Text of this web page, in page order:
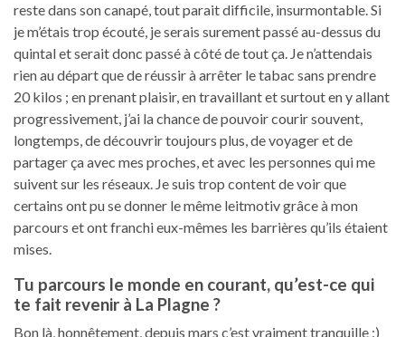
reste dans son canapé, tout parait difficile, insurmontable. Si
je m’étais trop écouté, je serais surement passé au-dessus du
quintal et serait donc passé à côté de tout ça. Je n’attendais
rien au départ que de réussir à arrêter le tabac sans prendre
20 kilos ; en prenant plaisir, en travaillant et surtout en y allant
progressivement, j’ai la chance de pouvoir courir souvent,
longtemps, de découvrir toujours plus, de voyager et de
partager ça avec mes proches, et avec les personnes qui me
suivent sur les réseaux. Je suis trop content de voir que
certains ont pu se donner le même leitmotiv grâce à mon
parcours et ont franchi eux-mêmes les barrières qu’ils étaient
mises.
Tu parcours le monde en courant, qu’est-ce qui
te fait revenir à La Plagne ?
Bon là, honnêtement, depuis mars c’est vraiment tranquille :)